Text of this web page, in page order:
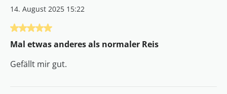
14. August 2025 15:22
Bewertung mit 5 von 5 Sternen
Mal etwas anderes als normaler Reis
Gefällt mir gut.